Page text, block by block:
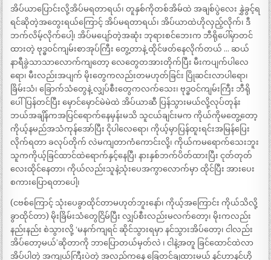
အိပ်ယာပြောင်းလို့အိပ်မရတာရယ်၊ တူနှစ်ကိုတစ်အိမ်ထဲ အချစ်ပွဲလေး နွှဲခွင့်ရ
ရင်ဆိုတဲ့အတွေးရယ်ကြောင့် အိပ်မရတာရယ်၊ အိပ်ယာထဲဟိုလှည့်လိုက်၊ ဒီ
ဘက်လိမ့်လိုက်ပေါ့၊ အိပ်မပျော်တဲ့အဆုံး ဘုရားစင်ဘေးက ဘီရိုပေါ်မှာတင်
ထားတဲ့ ဗုဒ္ဓဝင်ကျမ်းစာအုပ်ကြီး တွေ့တာနဲ့ ထိုင်ဖတ်နေလိုက်တယ် … ဆယ်
နာရီခွဲသာသာလောက်ကျတော့ လေတွေတအားတိုက်ပြီး မီးကပျက်ပါလေ
ရော၊ မီးလည်းအပျက် မိုးတွေကလည်းတမဟုတ်ခြင်း ပြိုဆင်းလာပါရော၊
ခြိမ်းသံ၊ ခြောက်သံတွေနဲ့ လျှပ်စီးတွေကလက်သေး၊ ဗုဒ္ဓဝင်ကျမ်းကြီး ဘီရို
ပေါ်ပြန်တင်ပြီး မှောင်မှောင်မဲမဲထဲ အိပ်ယာဆီ ပြန်သွားမယ်လို့လုပ်တုန်း
ဘယ်အချိန်ကအပြင်ရောက်နေမှန်းမသိ သူငယ်ချင်းမက ကိုယ်ကိုမတွေ့တော့
ကိုယ့်နမည်အသံကုန်အော်ပြီး ငိုပါလေရော၊ ကိုယ့်မှာပြန်ထူးရင်းအမြန်ပြေး
လိုက်ရတာ ခလုပ်တိုက် လဲမကျတာကံကောင်းလို့၊ ကိုယ်ကမရောက်သေးဘူး
သူကကိုယ့်ခြင်ထာင်ထဲရောက်နှင့်နေပြီ၊ နားနှစ်ဘက်ပိတ်ထားပြီး ငုတ်တုတ်
လေးထိုင်နေတာ၊ ကိုယ်လည်းသူနဲ့သုံးပေအကွာလောက်မှာ ထိုင်ပြီး အားပေး
စကားပြောရတာပေါ့၊
(ငဗစ်ကြောင့် သုံးပေခွာထိုင်တာမဟုတ်ဘူးနော်၊ ကိုယ့်အကြောင်း ကိုယ်သိလို့
ခွာထိုင်တာ) မိုးခြိမ်းသံတွေငြိမ်ပြီး လျှပ်စီးလည်းမလက်တော့၊ မိုးကလည်း
နည်းနည်း စဲသွားလို့ ‘မနက်ကျရင် ဆိုင်သွားရမှာ နင်သွားအိပ်တော့၊ ငါလည်း
အိပ်တော့မယ်’ဆိုတာကို ဘာပြောတယ်မှတ်လဲ ၊ ငါနဲ့အတူ ခြင်ထောင်ထဲလာ
အိပ်ပါတဲ့ အကျယ်ကြီးပဲတဲ့ အလည်ကနေ ခြေတင်ချထားမယ် နင်ဟာနင်ဟို